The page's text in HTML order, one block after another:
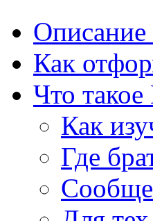
Описание
Как
Что
Как
Где